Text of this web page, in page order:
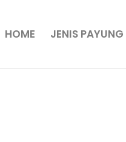
HOME JENIS PAYUNG